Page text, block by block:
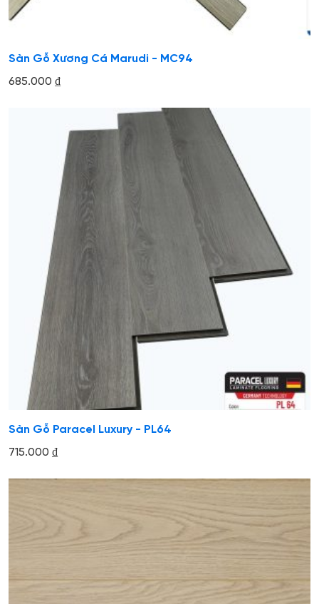
Sàn Gỗ Xương Cá Marudi - MC94
685.000 ₫
Sàn Gỗ Paracel Luxury - PL64
715.000 ₫